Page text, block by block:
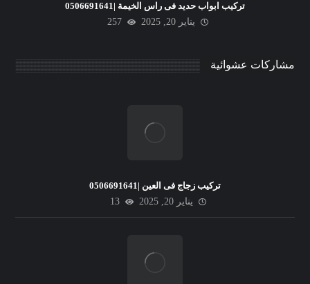
تركيب ابواب حديد فى راس الخيمة |0506691641
يناير 20, 2025
257
مشاركات عشوائية
تركيب زجاج فى العين |0506691641
يناير 20, 2025
13